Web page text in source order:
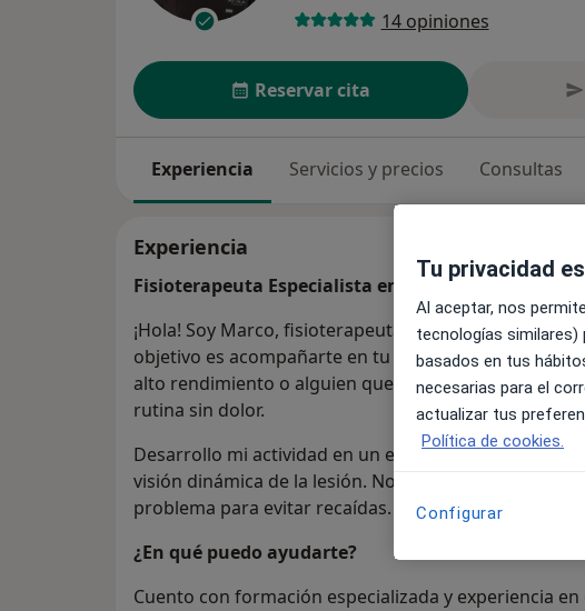
14 opiniones
Reservar cita
Experiencia Servicios y precios Consultas
Experiencia
Fisioterapeuta Especialista en Recuperación
¡Hola! Soy Marco, fisioterapeuta apasionado por el
objetivo es acompañarte en tu proceso de
alto rendimiento o alguien que busca mejorar su
rutina sin dolor.
Desarrollo mi actividad en un entorno deportivo, lo
visión dinámica de la lesión. No solo trato el síntoma,
problema para evitar recaídas.
¿En qué puedo ayudarte?
Cuento con formación especializada y experiencia
Tu privacidad
Al aceptar, nos
tecnologías
basados en tus
necesarias para el
actualizar tus
Política de cookies.
Configurar